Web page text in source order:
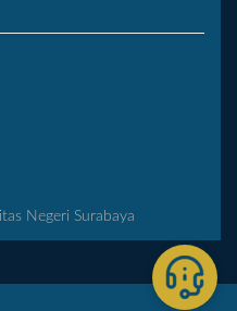
Negeri Surabaya